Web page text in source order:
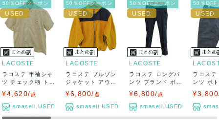
50％OFFクーポン
LACOSTE
ラコステ 半袖シャ
ツ チェック柄 トッ
プス メンズ...
¥4,620/ 点
smasell.USED
50％OFFクーポン
LACOSTE
ラコステ ブルゾン
ジャケット アウタ
ー フリース...
¥6,800/ 点
smasell.USED
50％OFFクーポン
LACOSTE
ラコステ ロングパ
ンツ ブランド ボト
ムス メンズ...
¥6,800/ 点
smasell.USED
50％OFF
ラコステ
ンツ ボ
ズ 88サ